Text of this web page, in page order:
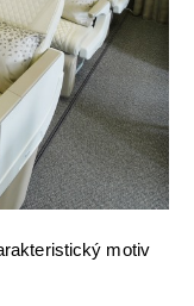
motiv